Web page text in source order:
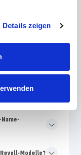
Details zeigen
auf den
Modelle?